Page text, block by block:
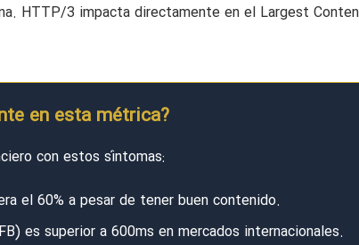
HTTP/3 impacta directamente en el Largest
en esta métrica?
con estos síntomas:
el 60% a pesar de tener buen contenido.
es superior a 600ms en mercados internacionales.